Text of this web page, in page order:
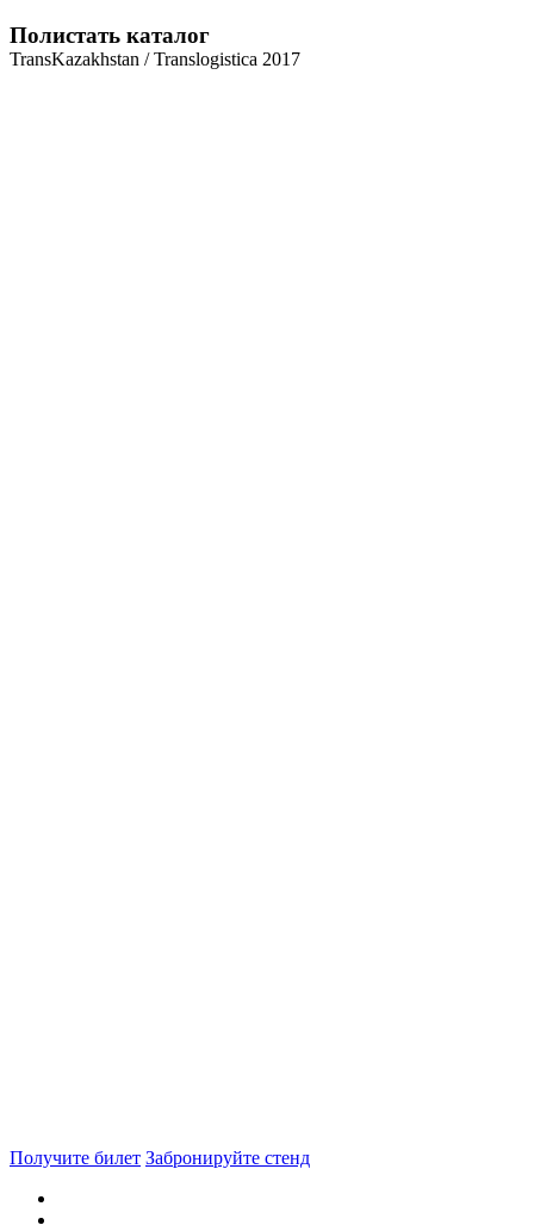
Полистать каталог
TransKazakhstan / Translogistica 2017
Получите билет Забронируйте стенд